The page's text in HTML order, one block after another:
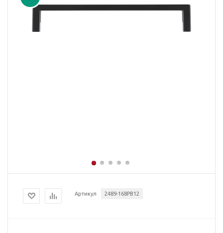
Артикул 2489-168PB12